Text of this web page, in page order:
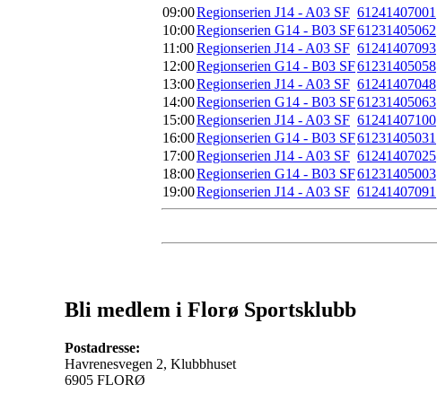
09:00Regionserien J14 - A03 SF 61241407001
10:00Regionserien G14 - B03 SF61231405062
11:00Regionserien J14 - A03 SF 61241407093
12:00Regionserien G14 - B03 SF61231405058
13:00Regionserien J14 - A03 SF 61241407048
14:00Regionserien G14 - B03 SF61231405063
15:00Regionserien J14 - A03 SF 61241407100
16:00Regionserien G14 - B03 SF61231405031
17:00Regionserien J14 - A03 SF 61241407025
18:00Regionserien G14 - B03 SF61231405003
19:00Regionserien J14 - A03 SF 61241407091
Bli medlem i Florø Sportsklubb
Postadresse:
Havrenesvegen 2, Klubbhuset
6905 FLORØ